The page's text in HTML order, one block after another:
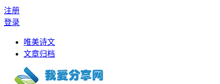
注册
登录
唯美诗文
文章归档